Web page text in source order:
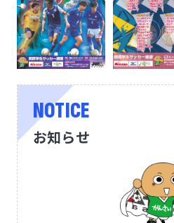
NOTICE
お知らせ